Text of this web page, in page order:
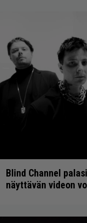
Blind Channel
näyttävän videon